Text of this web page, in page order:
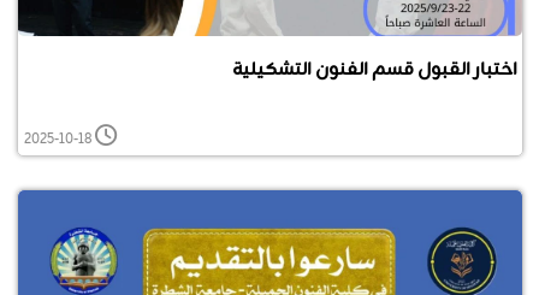
اختبار القبول قسم الفنون التشكيلية
2025-10-18